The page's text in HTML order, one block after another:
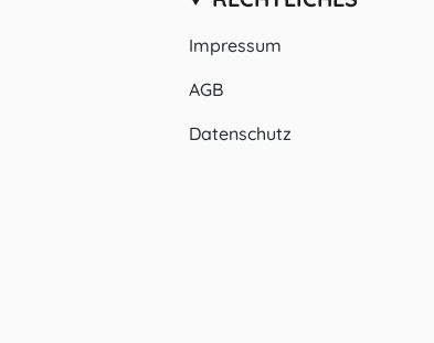
Impressum
AGB
Datenschutz